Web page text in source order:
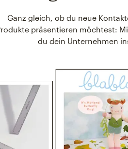
Ganz gleich, ob du neue
präsentieren möchtest:
du dein Unternehmen